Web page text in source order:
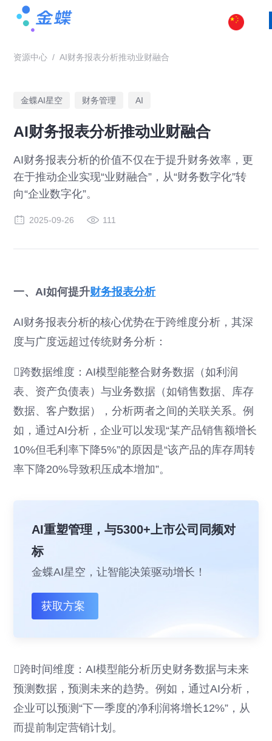
资源中心 / AI财务报表分析推动业财融合
金蝶AI星空 财务管理 AI
AI财务报表分析推动业财融合
AI财务报表分析的价值不仅在于提升财务效率，更
在于推动企业实现“业财融合”，从“财务数字化”转
向“企业数字化”。
2025-09-26 111
一、AI如何提升财务报表分析
AI财务报表分析的核心优势在于跨维度分析，其深
度与广度远超过传统财务分析：
跨数据维度：AI模型能整合财务数据（如利润
表、资产负债表）与业务数据（如销售数据、库存
数据、客户数据），分析两者之间的关联关系。例
如，通过AI分析，企业可以发现“某产品销售额增长
10%但毛利率下降5%”的原因是“该产品的库存周转
率下降20%导致积压成本增加”。
AI重塑管理，与5300+上市公司同频对
标
金蝶AI星空，让智能决策驱动增长！
获取方案
跨时间维度：AI模型能分析历史财务数据与未来
预测数据，预测未来的趋势。例如，通过AI分析，
企业可以预测“下一季度的净利润将增长12%”，从
而提前制定营销计划。